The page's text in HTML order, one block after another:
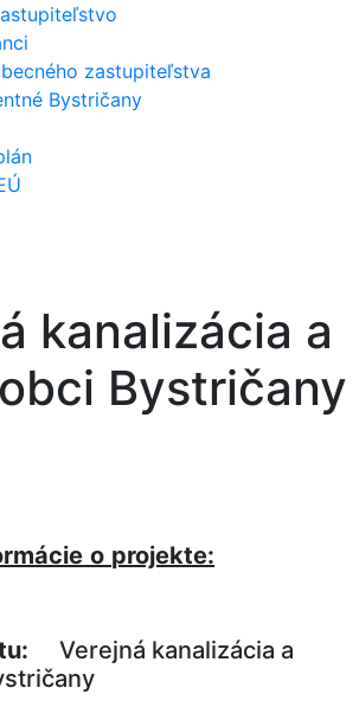
zastupiteľstva
Bystričany
kanalizácia a
Bystričany
o projekte:
Verejná kanalizácia a